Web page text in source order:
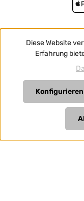
und ggf.
Diese Website
Erfahrung
Konfigurieren